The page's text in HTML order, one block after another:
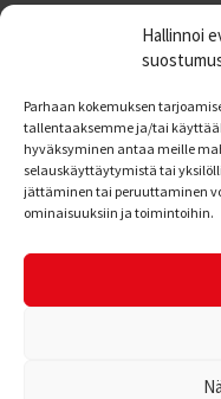
Hallinnoi
Parhaan kokemuksen
tallentaaksemme ja/tai
hyväksyminen antaa meille
selauskäyttäytymistä tai
jättäminen tai peruuttaminen
ominaisuuksiin ja toimintoihin.
SUPERMOTO CENTER
Finland
Puh. 09 221 7088
info at supermotocenter.fi
Maanantai - Tiistai 09.00 -